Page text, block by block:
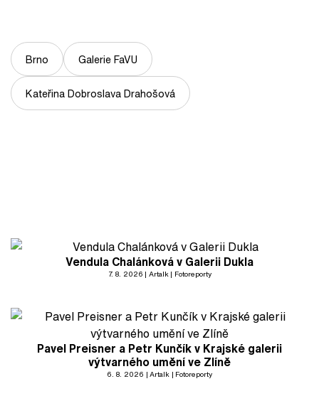
Brno Galerie FaVU
Kateřina Dobroslava Drahošová
Vendula Chalánková v Galerii Dukla
7. 8. 2026 Artalk Fotoreporty
Pavel Preisner a Petr Kunčík v Krajské galerii
výtvarného umění ve Zlíně
6. 8. 2026 Artalk Fotoreporty